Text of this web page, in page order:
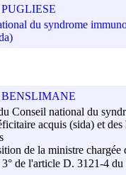
PUGLIESE
du syndrome
BENSLIMANE
Conseil national du
acquis (sida) et des
de la ministre chargée
de l'article D. 3121-4 du